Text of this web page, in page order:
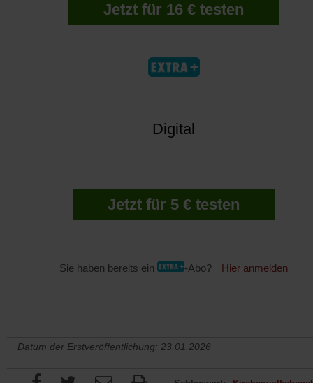
Jetzt für 16 € testen
Digital
Jetzt für 5 € testen
Sie haben bereits ein -Abo? Hier anmelden
Datum der Erstveröffentlichung: 23.01.2026